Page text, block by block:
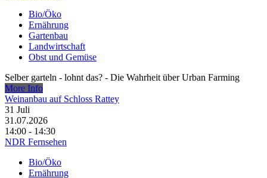
Bio/Öko
Ernährung
Gartenbau
Landwirtschaft
Obst und Gemüse
Selber garteln - lohnt das? - Die Wahrheit über Urban Farming
More Info
Weinanbau auf Schloss Rattey
31 Juli
31.07.2026
14:00 - 14:30
NDR Fernsehen
Bio/Öko
Ernährung